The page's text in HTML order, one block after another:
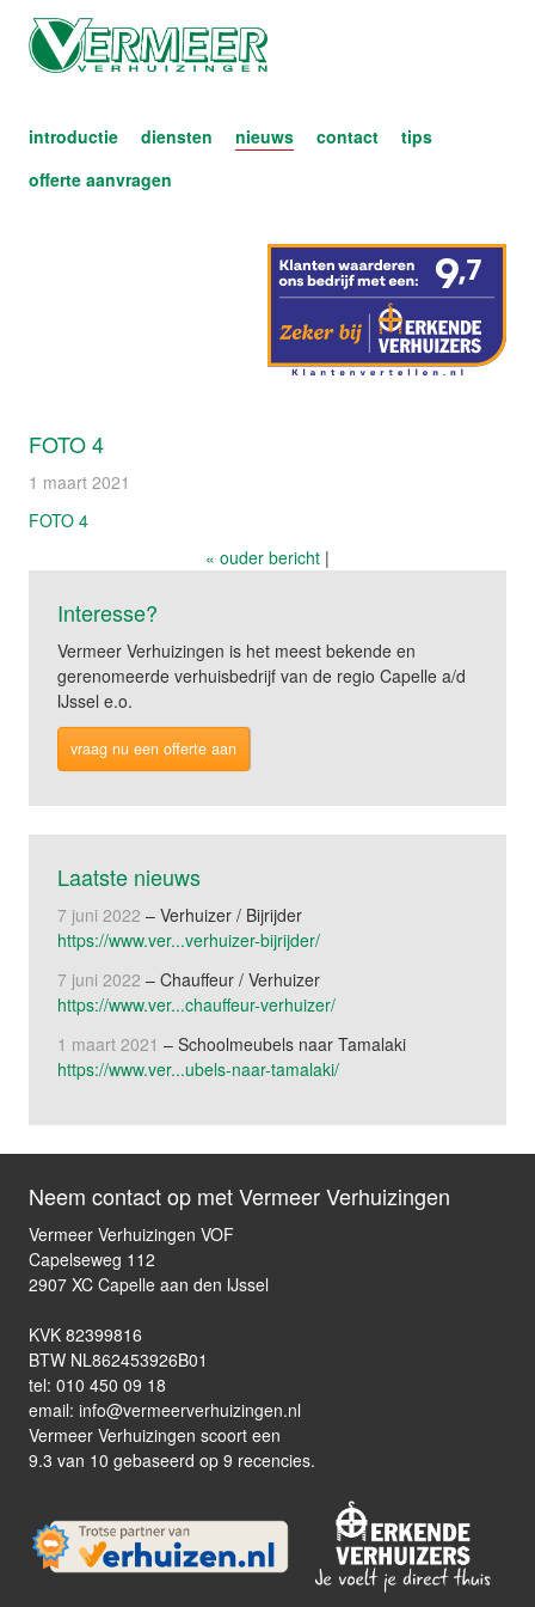
introductie diensten nieuws contact
tips
offerte aanvragen
FOTO 4
1 maart 2021
FOTO 4
« ouder bericht |
Interesse?
Vermeer Verhuizingen is het meest bekende en
gerenomeerde verhuisbedrijf van de regio Capelle a/d
IJssel e.o.
vraag nu een offerte aan
Laatste nieuws
7 juni 2022 – Verhuizer / Bijrijder
https://www.ver...verhuizer-bijrijder/
7 juni 2022 – Chauffeur / Verhuizer
https://www.ver...chauffeur-verhuizer/
1 maart 2021 – Schoolmeubels naar Tamalaki
https://www.ver...ubels-naar-tamalaki/
Neem contact op met Vermeer Verhuizingen
Vermeer Verhuizingen VOF
Capelseweg 112
2907 XC Capelle aan den IJssel
KVK 82399816
BTW NL862453926B01
tel: 010 450 09 18
email: info@vermeerverhuizingen.nl
Vermeer Verhuizingen scoort een
9.3 van 10 gebaseerd op 9 recencies.